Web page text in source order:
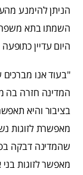
הניתן להימנע
השמתו בתא
היום עדיין
"בעוד אנו
המדינה חזרה בה
בציבור והיא
מאפשרת לזוגות
שהמדינה דבקה
מאפשר לזוגות בני